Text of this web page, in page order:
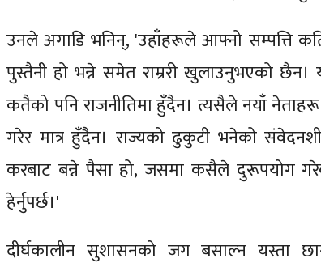
उनले अगाडि भनिन्, 'उहाँहरूले आफ्नो सम्पत्ति
पुस्तैनी हो भन्ने समेत राम्ररी खुलाउनुभएको
कतैको पनि राजनीतिमा हुँदैन। त्यसैले नयाँ नेताहरू
गरेर मात्र हुँदैन। राज्यको ढुकुटी भनेको
करबाट बन्ने पैसा हो, जसमा कसैले दुरूपयोग
हेर्नुपर्छ।'
दीर्घकालीन सुशासनको जग बसाल्न यस्ता